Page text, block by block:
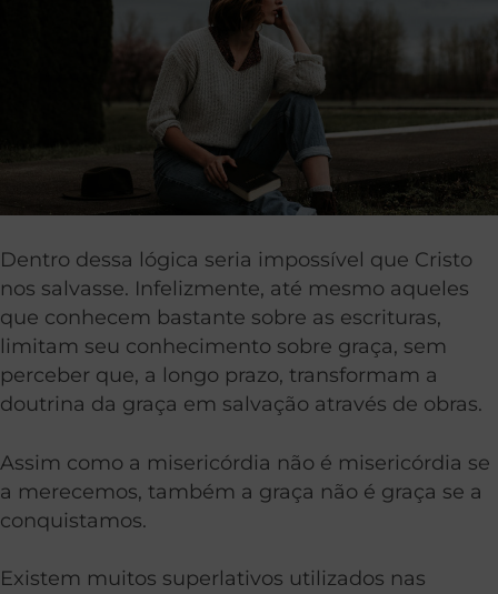
Dentro dessa lógica seria impossível que Cristo
nos salvasse. Infelizmente, até mesmo aqueles
que conhecem bastante sobre as escrituras,
limitam seu conhecimento sobre graça, sem
perceber que, a longo prazo, transformam a
doutrina da graça em salvação através de obras.
Assim como a misericórdia não é misericórdia se
a merecemos, também a graça não é graça se a
conquistamos.
Existem muitos superlativos utilizados nas